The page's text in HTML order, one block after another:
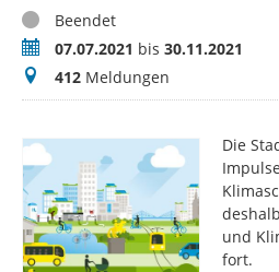
StatusBeendet
Zeitraum07.07.2021 bis 30.11.2021
Meldungen
412 Meldungen
Die
und
fort.